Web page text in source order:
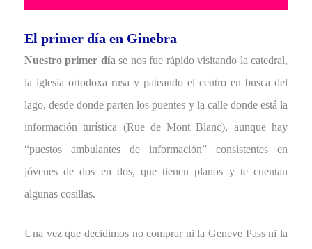
El primer día en Ginebra
Nuestro primer día se nos fue rápido visitando la catedral,
la iglesia ortodoxa rusa y pateando el centro en busca del
lago, desde donde parten los puentes y la calle donde está la
información turística (Rue de Mont Blanc), aunque hay
“puestos ambulantes de información” consistentes en
jóvenes de dos en dos, que tienen planos y te cuentan
algunas cosillas.
Una vez que decidimos no comprar ni la Geneve Pass ni la